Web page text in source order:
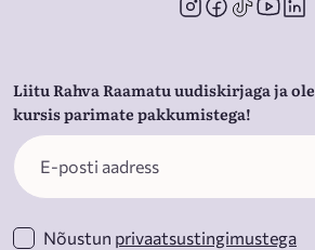
Liitu Rahva Raamatu uudiskirjaga ja ole
kursis parimate pakkumistega!
Nõustun privaatsustingimustega